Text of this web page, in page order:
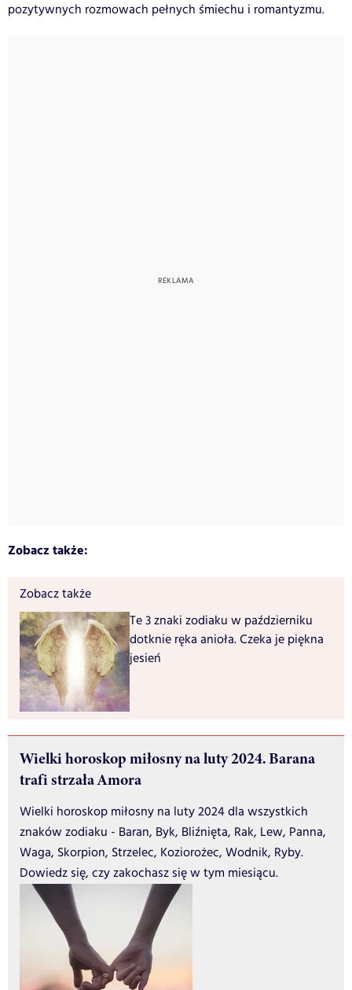
pozytywnych rozmowach pełnych śmiechu i romantyzmu.
Zobacz także:
Zobacz także
Te 3 znaki zodiaku w październiku
dotknie ręka anioła. Czeka je piękna
jesień
Wielki horoskop miłosny na luty 2024. Barana
trafi strzała Amora
Wielki horoskop miłosny na luty 2024 dla wszystkich
znaków zodiaku - Baran, Byk, Bliźnięta, Rak, Lew, Panna,
Waga, Skorpion, Strzelec, Koziorożec, Wodnik, Ryby.
Dowiedz się, czy zakochasz się w tym miesiącu.